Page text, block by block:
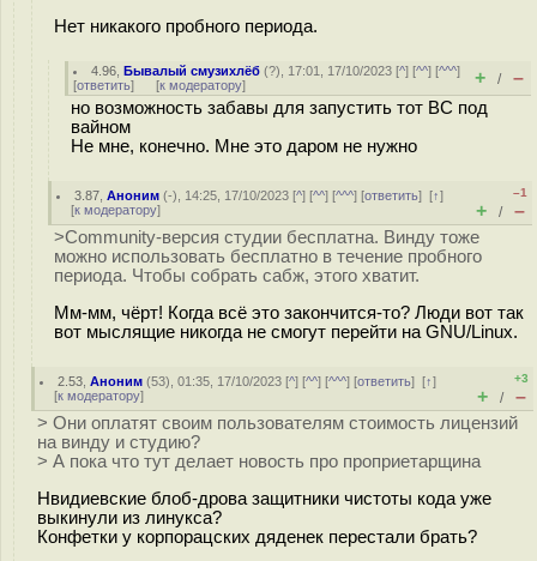
Нет никакого пробного периода.
4.96 ,Бывалый смузихлёб (?), 17:01, 17/10/2023 [^] [^^] [^^^]
[ответить] [к модератору] + / –
но возможность забавы для запустить тот ВС под
вайном
Не мне, конечно. Мне это даром не нужно
3.87 ,Аноним (-), 14:25, 17/10/2023 [^] [^^] [^^^] [ответить][↑]
[к модератору]
–1
+ / –
>Community-версия студии бесплатна. Винду тоже
можно использовать бесплатно в течение пробного
периода. Чтобы собрать сабж, этого хватит.
Мм-мм, чёрт! Когда всё это закончится-то? Люди вот так
вот мыслящие никогда не смогут перейти на GNU/Linux.
2.53 ,Аноним (53), 01:35, 17/10/2023 [^] [^^] [^^^] [ответить][↑]
[к модератору]
+3
+ / –
> Они оплатят своим пользователям стоимость лицензий
на винду и студию?
> А пока что тут делает новость про проприетарщина
Нвидиевские блоб-дрова защитники чистоты кода уже
выкинули из линукса?
Конфетки у корпорацских дяденек перестали брать?